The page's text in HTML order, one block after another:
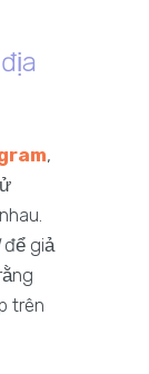
,
để giả
trên